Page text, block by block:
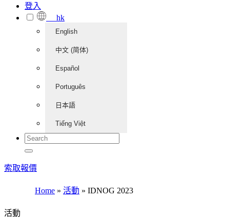
登入
hk
English
中文 (简体)
Español
Português
日本語
Tiếng Việt
索取報價
Home » 活動 » IDNOG 2023
活動